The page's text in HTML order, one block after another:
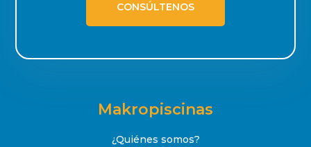
CONSÚLTENOS
Makropiscinas
¿Quiénes somos?